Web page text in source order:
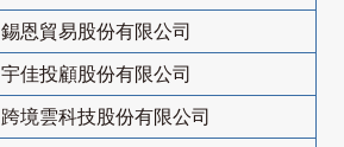
錫恩貿易股份有限公司
宇佳投顧股份有限公司
跨境雲科技股份有限公司